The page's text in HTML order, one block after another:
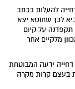
להעלות בכתב
לכך שחוטא יצא
על קיום
מלקיים אחר
ידעה המבוטחת
בעצם קרות מקרה